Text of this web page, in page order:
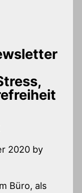
2020 by
Büro, als